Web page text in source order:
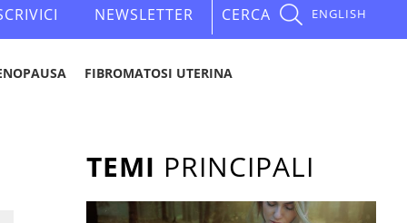
NEWSLETTER CERCA ENGLISH
FIBROMATOSI UTERINA
TEMI PRINCIPALI